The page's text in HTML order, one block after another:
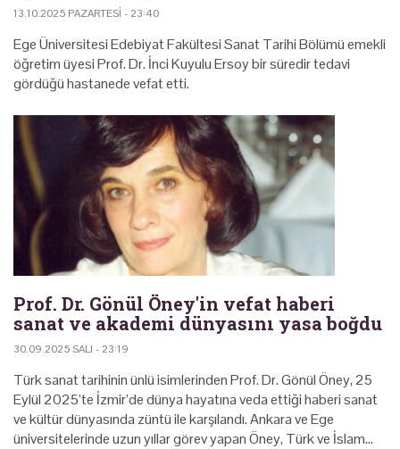
13.10.2025 PAZARTESI - 23:40
Ege Üniversitesi Edebiyat Fakültesi Sanat Tarihi Bölümü emekli
öğretim üyesi Prof. Dr. İnci Kuyulu Ersoy bir süredir tedavi
gördüğü hastanede vefat etti.
Prof. Dr. Gönül Öney'in vefat haberi
sanat ve akademi dünyasını yasa boğdu
30.09.2025 SALI - 23:19
Türk sanat tarihinin ünlü isimlerinden Prof. Dr. Gönül Öney, 25
Eylül 2025’te İzmir’de dünya hayatına veda ettiği haberi sanat
ve kültür dünyasında züntü ile karşılandı. Ankara ve Ege
üniversitelerinde uzun yıllar görev yapan Öney, Türk ve İslam…